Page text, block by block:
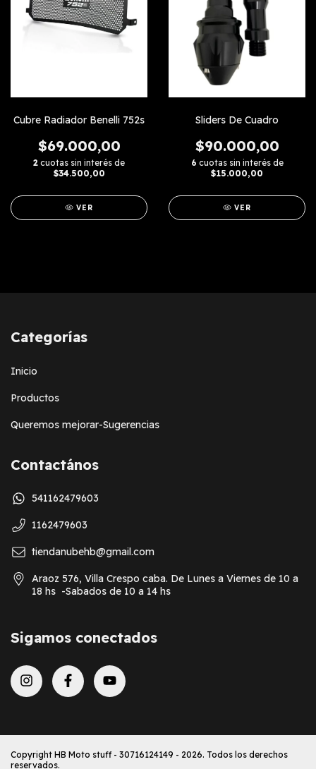
Cubre Radiador Benelli 752s
$69.000,00
2 cuotas sin interés de
$34.500,00
VER
Sliders De Cuadro
$90.000,00
6 cuotas sin interés de
$15.000,00
VER
Categorías
Inicio
Productos
Queremos mejorar-Sugerencias
Contactános
541162479603
1162479603
tiendanubehb@gmail.com
Araoz 576, Villa Crespo caba. De Lunes a Viernes de 10 a
18 hs -Sabados de 10 a 14 hs
Sigamos conectados
Copyright HB Moto stuff - 30716124149 - 2026. Todos los derechos
reservados.